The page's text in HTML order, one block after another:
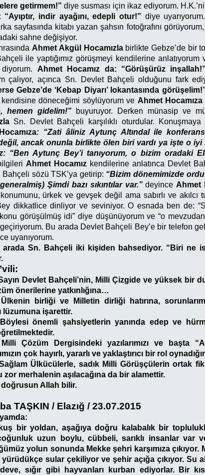
getirmem!” diye susması için ikaz ediyorum.
“Ayıptır, indir ayağını, edepli otur!” diye
sayfasında kitabı yazan şahsın fotoğrafını
sahne değişiyor.
Ahmet Akgül Hocamızlabirlikte Gebze’de bir
ile yaptığımız görüşmeyi kendilerine anlatıyorum
Ahmet Hocamız da: “Görüşürüz inşallah!”
çalıyor, açınca Sn. Devlet Bahçeli olduğunu fark
Gebze’de ‘Kebap Diyarı’ lokantasında
döneceğimi söylüyorum ve Ahmet Hocamıza
hemen gidelim!”buyuruyor. Derken münasip ve
Sn. Devlet Bahçeli karşılıklı oturdular.
: “Zati âliniz Aytunç Altındal ile
ancak onunla birlikte ölen biri vardı ya işte o iyi
“Ben Aytunç Bey’i tanıyorum, o bizim oradaki
Ahmet Hocamızkendilerine anlatınca Devlet
Bahçeli sözü TSK’ya getirip: “Bizim dönemimizde
Şimdi bazı sıkıntılar var.”deyinceAhmet
ürkek ve gevşek değil ama sabırlı ve akılcı
dikkatlice dinliyor ve seviniyor. O esnada ben de:
görüşülmüş idi” diye düşünüyorum ve “o
Bu arada Devlet Bahçeli Bey’e bir telefon
uyanıyorum.
arada Sn. Bahçeli iki kişiden bahsediyor. “Biri ne
Devlet Bahçeli’nin, Milli Çizgide ve yüksek bir
önerilerine yatkınlığına…
birliği ve Milletin dirliği hatırına,
lüzumuna işarettir.
önemli şahsiyetlerin yanında edep ve
Çözüm Dergisindeki yazılarımızı ve başta
çok hayırlı, yararlı ve yaklaştırıcı bir rol
Ülkücülerle, sadık Milli Görüşçülerin ortak
zor merhalenin aşılacağına da bir alamettir.
doğrusun Allah bilir.
TAŞKIN / Elazığ / 23.07.2015
bir yoldan, aşağıya doğru kalabalık bir
uzun boylu, cübbeli, sarıklı insanlar var
yolun sonunda Mekke şehri karşımıza çıkıyor.
sular çekiliyor ve şehir açığa çıkıyor. Su
sığır gibi hayvanları kurban ediyorlar. Bir